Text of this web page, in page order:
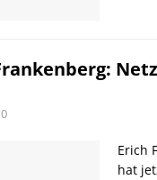
Erich
hat